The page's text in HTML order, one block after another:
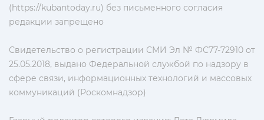
(https://kubantoday.ru) без письменного согласия
редакции запрещено
Свидетельство о регистрации СМИ Эл № ФС77-72910 от
25.05.2018, выдано Федеральной службой по надзору в
сфере связи, информационных технологий и массовых
коммуникаций (Роскомнадзор)